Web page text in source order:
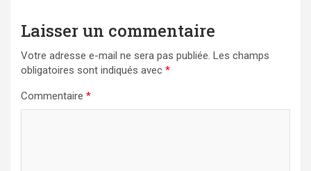
Laisser un commentaire
Votre adresse e-mail ne sera pas publiée. Les champs
obligatoires sont indiqués avec *
Commentaire *